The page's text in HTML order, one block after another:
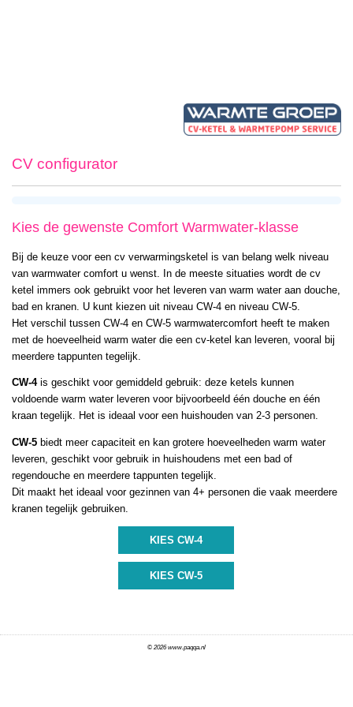
CV configurator
Kies de gewenste Comfort Warmwater-klasse
Bij de keuze voor een cv verwarmingsketel is van belang welk niveau
van warmwater comfort u wenst. In de meeste situaties wordt de cv
ketel immers ook gebruikt voor het leveren van warm water aan douche,
bad en kranen. U kunt kiezen uit niveau CW-4 en niveau CW-5.
Het verschil tussen CW-4 en CW-5 warmwatercomfort heeft te maken
met de hoeveelheid warm water die een cv-ketel kan leveren, vooral bij
meerdere tappunten tegelijk.
CW-4is geschikt voor gemiddeld gebruik: deze ketels kunnen
voldoende warm water leveren voor bijvoorbeeld één douche en één
kraan tegelijk. Het is ideaal voor een huishouden van 2-3 personen.
CW-5 biedt meer capaciteit en kan grotere hoeveelheden warm water
leveren, geschikt voor gebruik in huishoudens met een bad of
regendouche en meerdere tappunten tegelijk.
Dit maakt het ideaal voor gezinnen van 4+ personen die vaak meerdere
kranen tegelijk gebruiken.
© 2026 www.paqqa.nl